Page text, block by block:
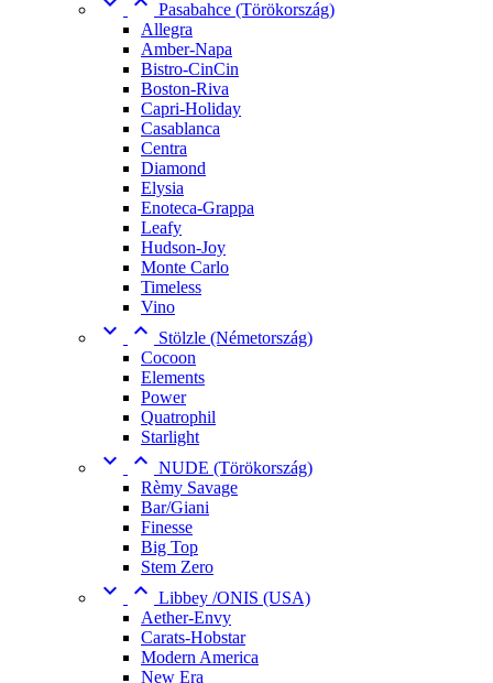
Pasabahce (Törökország)
Allegra
Amber-Napa
Bistro-CinCin
Boston-Riva
Capri-Holiday
Casablanca
Centra
Diamond
Elysia
Enoteca-Grappa
Leafy
Hudson-Joy
Monte Carlo
Timeless
Vino
 
Stölzle (Németország)
Cocoon
Elements
Power
Quatrophil
Starlight
  NUDE (Törökország)
Rèmy Savage
Bar/Giani
Finesse
Big Top
Stem Zero
  Libbey /ONIS (USA)
Aether-Envy
Carats-Hobstar
Modern America
New Era